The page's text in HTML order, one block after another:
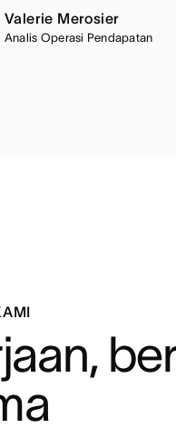
Valerie Merosier
Analis Operasi Pendapatan